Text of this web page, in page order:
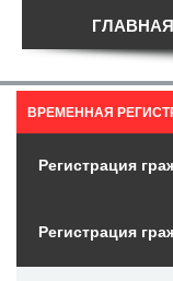
ГЛАВНАЯ
ВРЕМЕННАЯ
Регистрация
Регистрация